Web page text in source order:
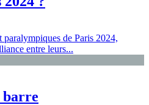
de Paris 2024,
entre leurs...
barre